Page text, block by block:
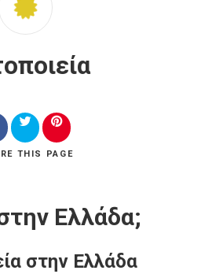
THIS PAGE
Ελλάδα;
στην Ελλάδα